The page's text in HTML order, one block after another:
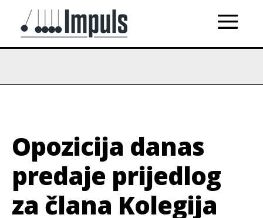
Opozicija danas
predaje prijedlog
za člana Kolegija